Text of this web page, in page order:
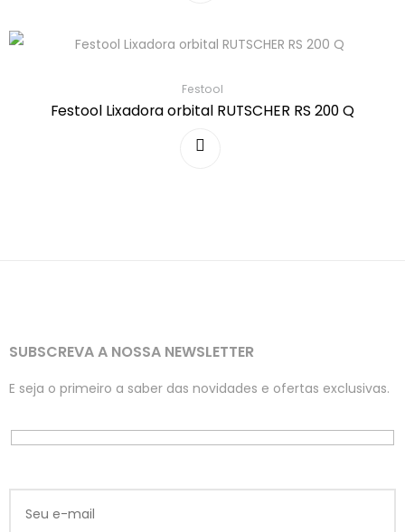
Festool
Festool Lixadora orbital RUTSCHER RS 200 Q
SUBSCREVA A NOSSA NEWSLETTER
E seja o primeiro a saber das novidades e ofertas exclusivas.